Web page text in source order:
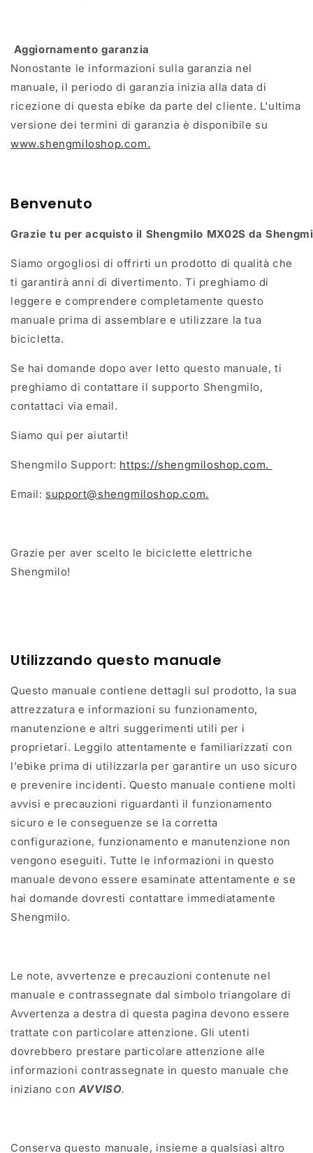
Aggiornamento garanzia
Nonostante le informazioni sulla garanzia nel
manuale, il periodo di garanzia inizia alla data di
ricezione di questa ebike da parte del cliente. L'ultima
versione dei termini di garanzia è disponibile su
www.shengmiloshop.com.
Benvenuto
Grazie tu per acquisto il Shengmilo MX02S da
Siamo orgogliosi di offrirti un prodotto di qualità che
ti garantirà anni di divertimento. Ti preghiamo di
leggere e comprendere completamente questo
manuale prima di assemblare e utilizzare la tua
bicicletta.
Se hai domande dopo aver letto questo manuale, ti
preghiamo di contattare il supporto Shengmilo,
contattaci via email.
Siamo qui per aiutarti!
Shengmilo Support: https://shengmiloshop.com.
Email: support@shengmiloshop.com.
Grazie per aver scelto le biciclette elettriche
Shengmilo!
Utilizzando questo manuale
Questo manuale contiene dettagli sul prodotto, la sua
attrezzatura e informazioni su funzionamento,
manutenzione e altri suggerimenti utili per i
proprietari. Leggilo attentamente e familiarizzati con
l'ebike prima di utilizzarla per garantire un uso sicuro
e prevenire incidenti. Questo manuale contiene molti
avvisi e precauzioni riguardanti il funzionamento
sicuro e le conseguenze se la corretta
configurazione, funzionamento e manutenzione non
vengono eseguiti. Tutte le informazioni in questo
manuale devono essere esaminate attentamente e se
hai domande dovresti contattare immediatamente
Shengmilo.
Le note, avvertenze e precauzioni contenute nel
manuale e contrassegnate dal simbolo triangolare di
Avvertenza a destra di questa pagina devono essere
trattate con particolare attenzione. Gli utenti
dovrebbero prestare particolare attenzione alle
informazioni contrassegnate in questo manuale che
iniziano con AVVISO.
Conserva questo manuale, insieme a qualsiasi altro